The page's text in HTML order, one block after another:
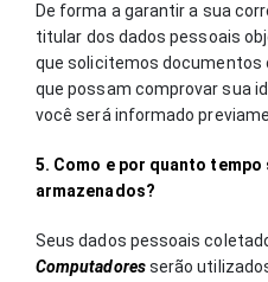
De forma a garantir a sua
titular dos dados pessoais
que solicitemos documentos
que possam comprovar sua
você será informado
5. Como e por quanto
armazenados?
Seus dados pessoais
Computadoresserão